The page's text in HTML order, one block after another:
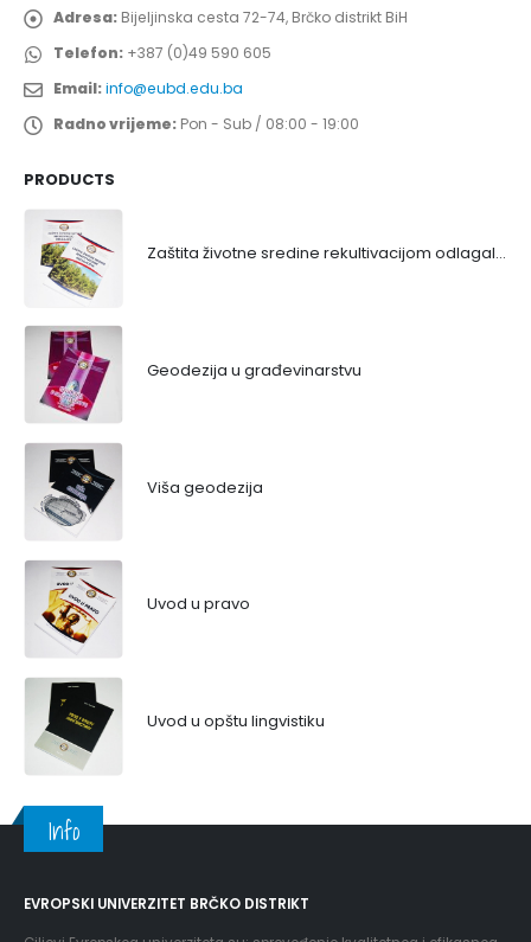
Adresa: Bijeljinska cesta 72-74, Brčko distrikt BiH
Telefon: +387 (0)49 590 605
Email:info@eubd.edu.ba
Radno vrijeme: Pon - Sub / 08:00 - 19:00
PRODUCTS
Zaštita životne sredine rekultivacijom odlagališta
Geodezija u građevinarstvu
Viša geodezija
Uvod u pravo
Uvod u opštu lingvistiku
Info
EVROPSKI UNIVERZITET BRČKO DISTRIKT